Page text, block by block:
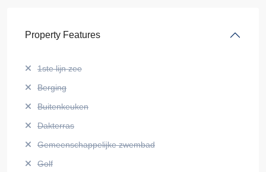
Property Features
1ste lijn zee
Berging
Buitenkeuken
Dakterras
Gemeenschappelijke zwembad
Golf